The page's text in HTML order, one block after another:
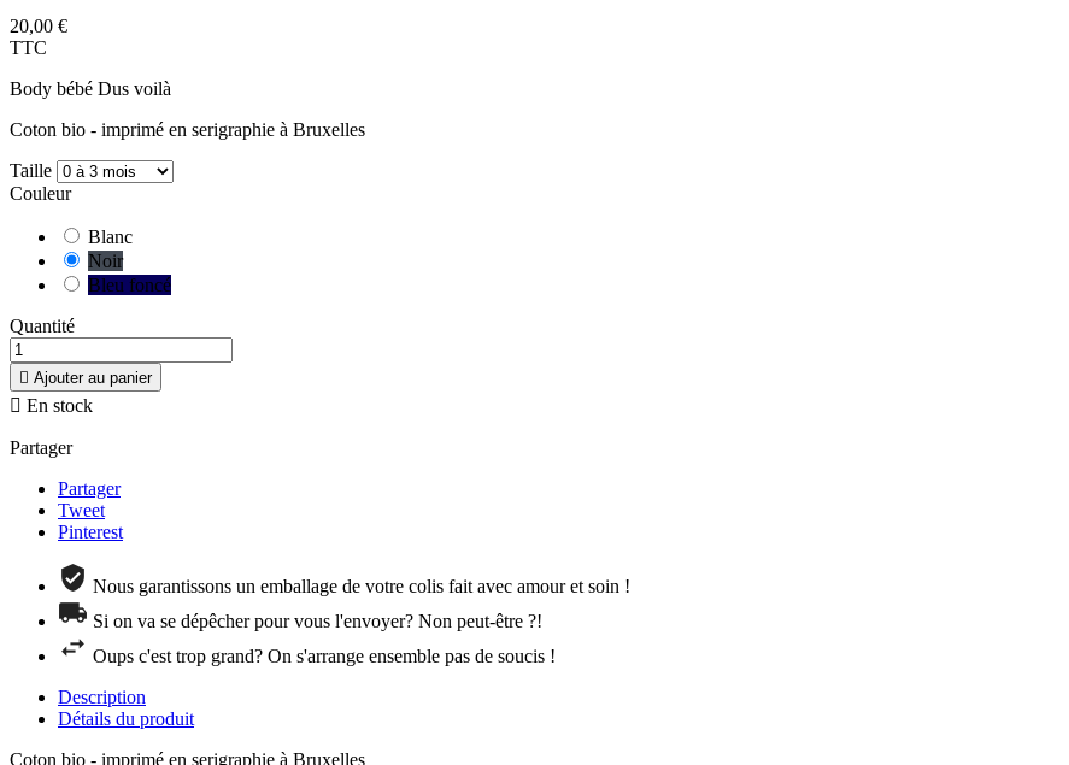
20,00 €
TTC
Body bébé Dus voilà
Coton bio - imprimé en serigraphie à Bruxelles
Taille
Couleur
Blanc
Noir
Bleu foncé
Quantité
 Ajouter au panier
 En stock
Partager
Partager
Tweet
Pinterest
Nous garantissons un emballage de votre colis fait avec amour et soin !
Si on va se dépêcher pour vous l'envoyer? Non peut-être ?!
Oups c'est trop grand? On s'arrange ensemble pas de soucis !
Description
Détails du produit
Coton bio - imprimé en serigraphie à Bruxelles